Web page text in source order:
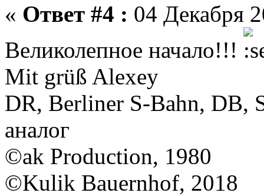
« Ответ #4 : 04 Декабря
Великолепное начало!!!
Mit grüß Alexey
DR, Berliner S-Bahn, DB,
аналог
©ak Production, 1980
©Kulik Bauernhof, 2018